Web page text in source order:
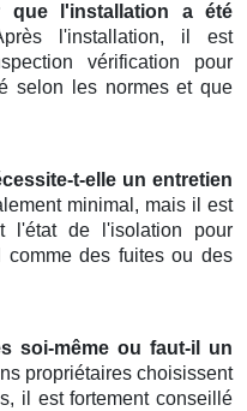
que l'installation a été
l'installation, il est
vérification pour
selon les normes et que
t-elle un entretien
minimal, mais il est
l'état de l'isolation pour
comme des fuites ou des
soi-même ou faut-il un
propriétaires choisissent
il est fortement conseillé